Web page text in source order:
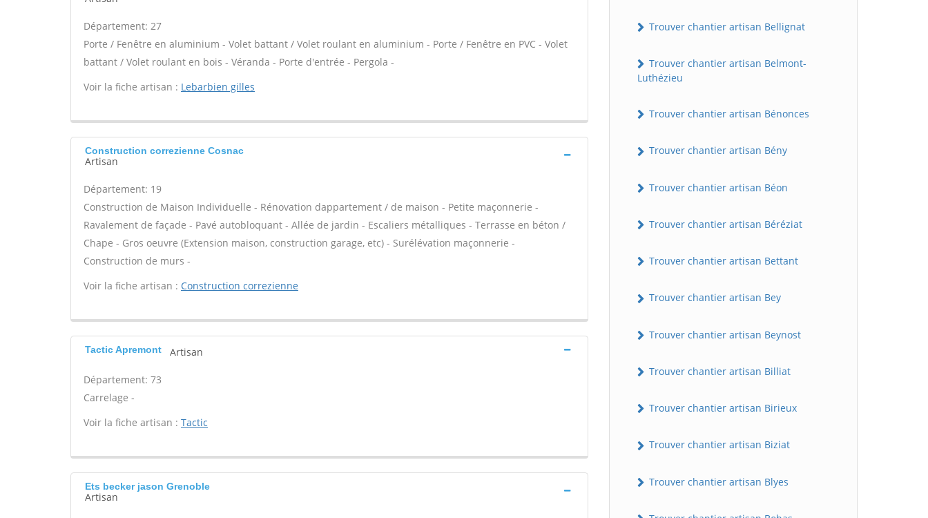
Département: 27
Porte / Fenêtre en aluminium - Volet battant / Volet roulant en aluminium - Porte / Fenêtre en PVC - Volet
battant / Volet roulant en bois - Véranda - Porte d'entrée - Pergola -
Voir la fiche artisan : Lebarbien gilles
Construction correzienne Cosnac
Artisan
Département: 19
Construction de Maison Individuelle - Rénovation dappartement / de maison - Petite maçonnerie -
Ravalement de façade - Pavé autobloquant - Allée de jardin - Escaliers métalliques - Terrasse en béton /
Chape - Gros oeuvre (Extension maison, construction garage, etc) - Surélévation maçonnerie -
Construction de murs -
Voir la fiche artisan : Construction correzienne
Tactic Apremont Artisan
Département: 73
Carrelage -
Voir la fiche artisan : Tactic
Ets becker jason Grenoble
Artisan
Trouver chantier artisan Bellignat
Trouver chantier artisan Belmont-
Luthézieu
Trouver chantier artisan Bénonces
Trouver chantier artisan Bény
Trouver chantier artisan Béon
Trouver chantier artisan Béréziat
Trouver chantier artisan Bettant
Trouver chantier artisan Bey
Trouver chantier artisan Beynost
Trouver chantier artisan Billiat
Trouver chantier artisan Birieux
Trouver chantier artisan Biziat
Trouver chantier artisan Blyes